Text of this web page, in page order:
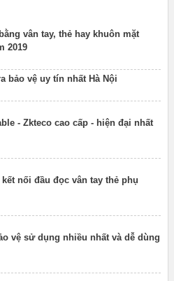
vân tay, thẻ hay khuôn mặt
2019
bảo vệ uy tín nhất Hà Nội
- Zkteco cao cấp - hiện đại nhất
nối đầu đọc vân tay thẻ phụ
vệ sử dụng nhiều nhất và dễ dùng